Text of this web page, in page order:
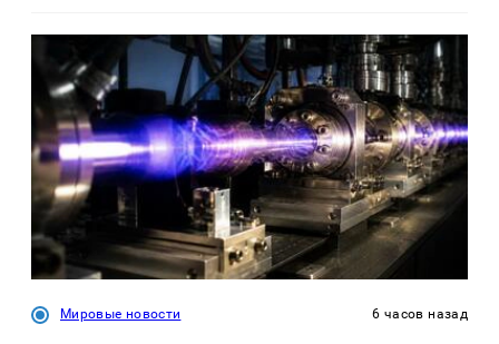
Мировые новости 6 часов назад